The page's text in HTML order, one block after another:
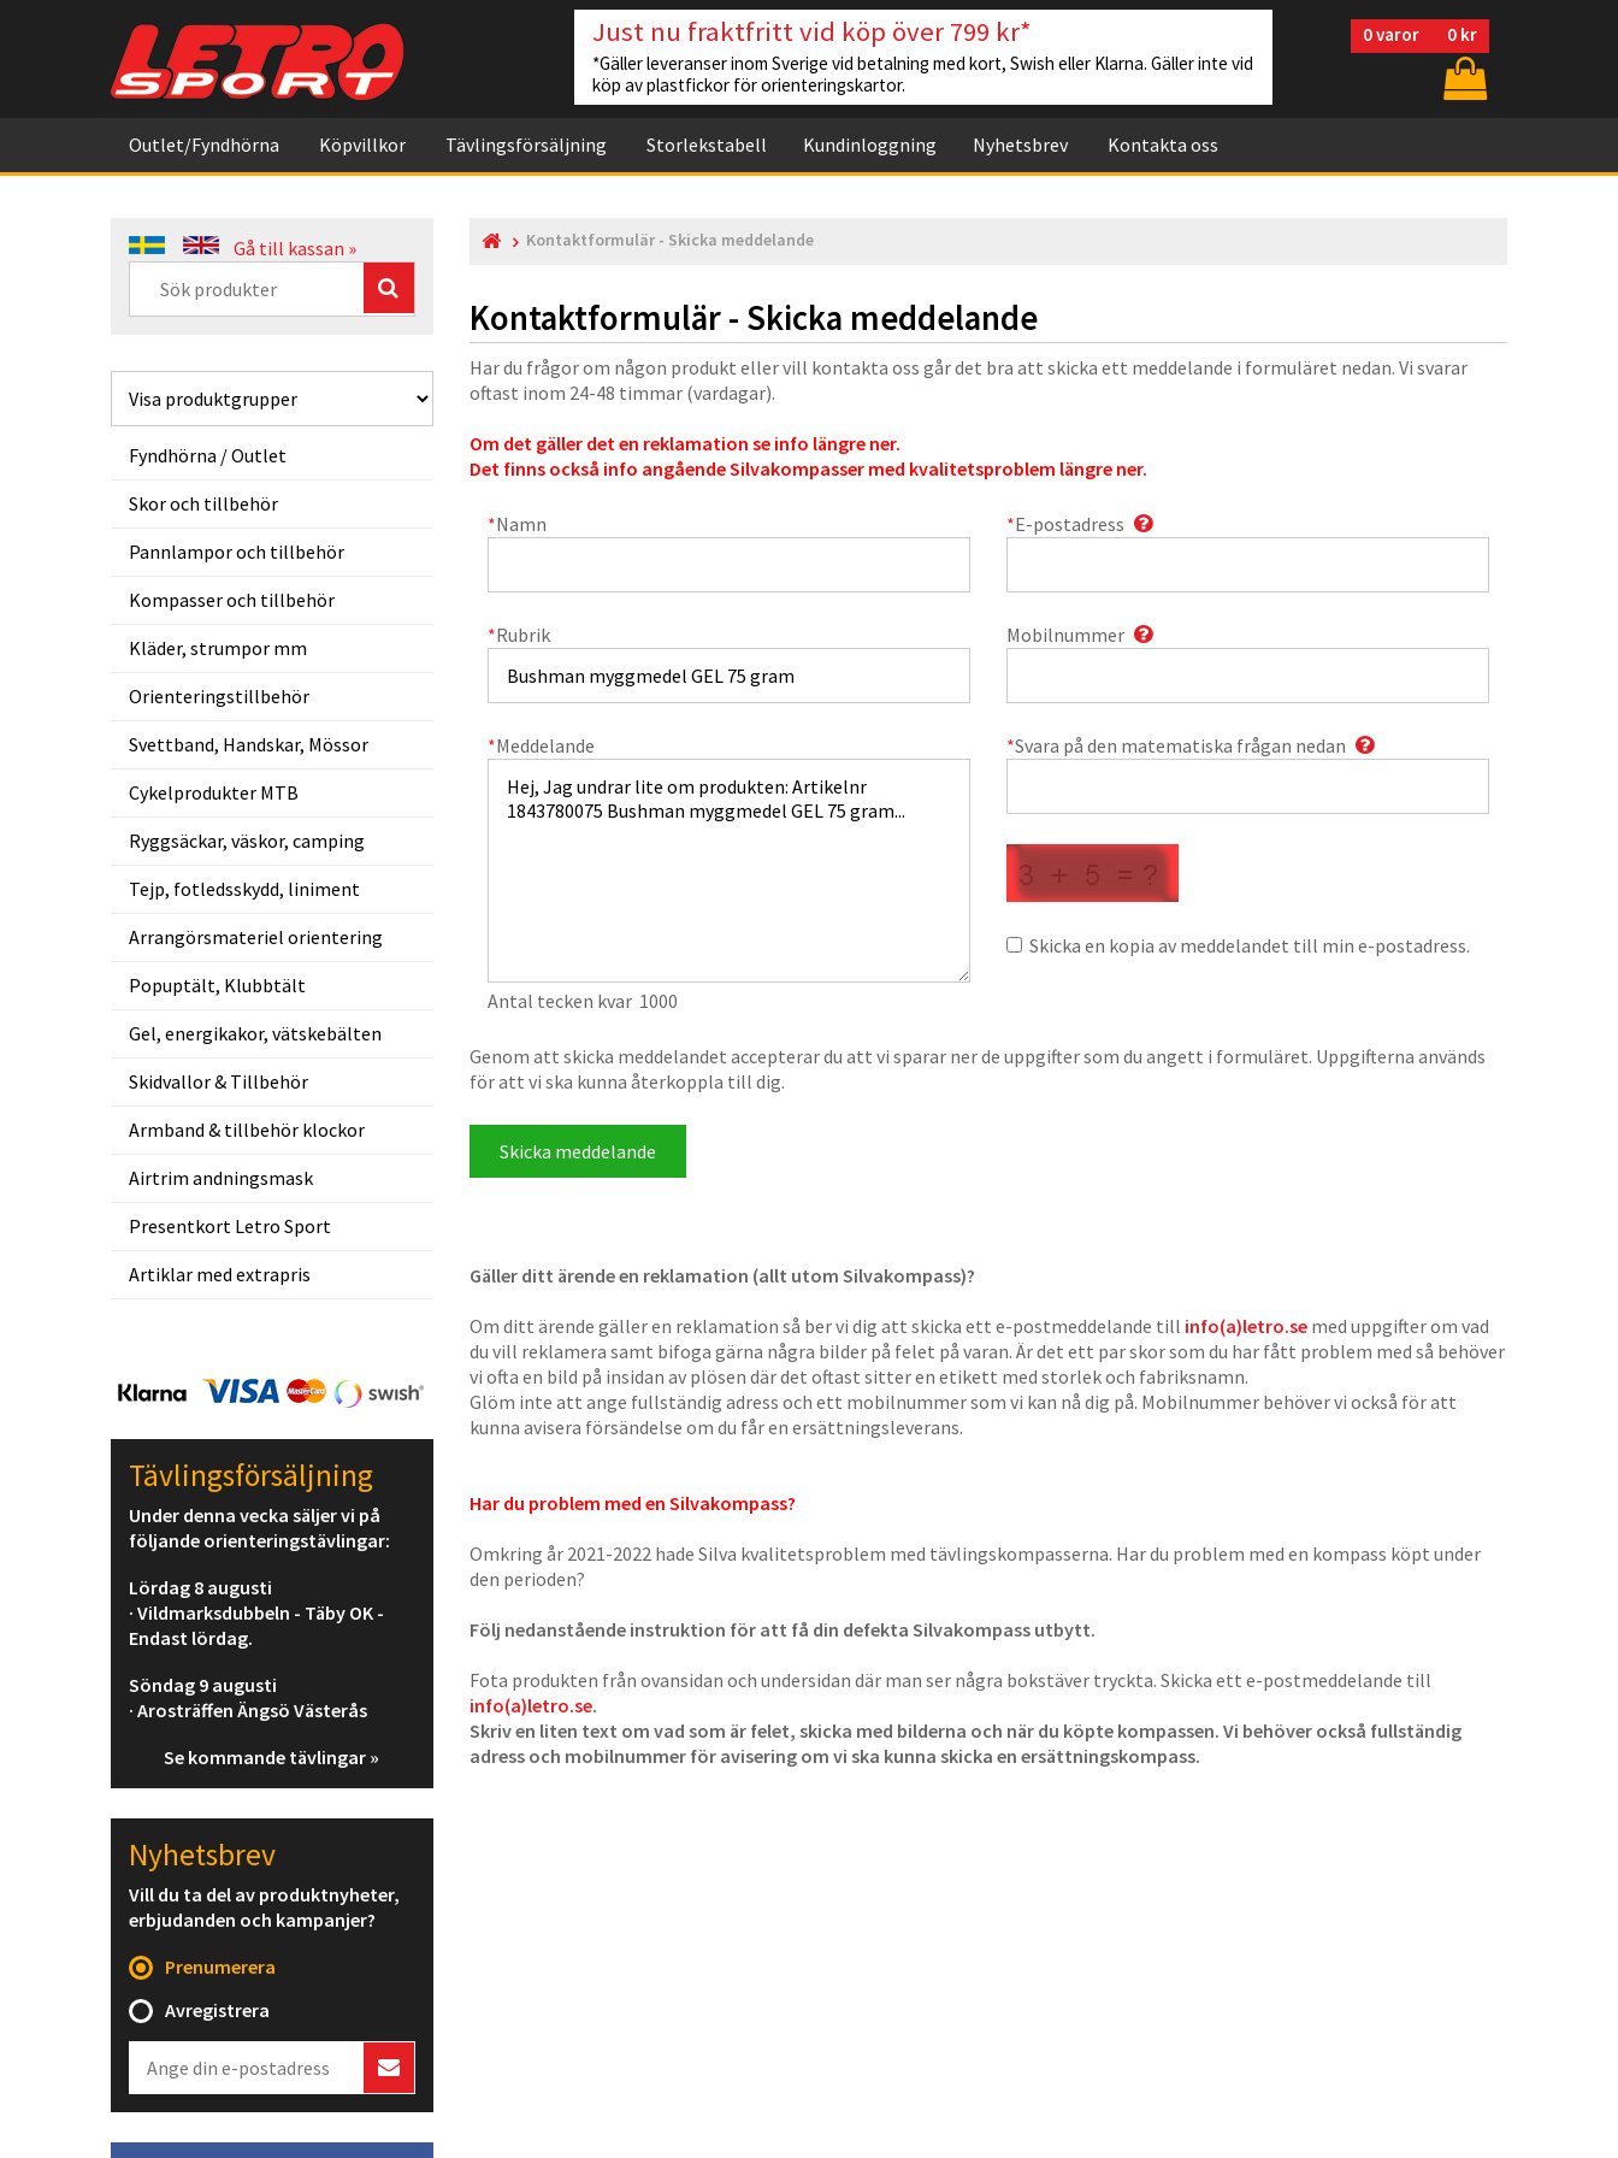
0varor 0 kr
Just nu fraktfritt vid köp över 799 kr*
*Gäller leveranser inom Sverige vid betalning med kort, Swish eller Klarna. Gäller inte vid
köp av plastfickor för orienteringskartor.
Outlet/Fyndhörna Köpvillkor Tävlingsförsäljning Storlekstabell Kundinloggning Nyhetsbrev Kontakta oss
Gå till kassan »
Fyndhörna / Outlet
Skor och tillbehör
Pannlampor och tillbehör
Kompasser och tillbehör
Kläder, strumpor mm
Orienteringstillbehör
Svettband, Handskar, Mössor
Cykelprodukter MTB
Ryggsäckar, väskor, camping
Tejp, fotledsskydd, liniment
Arrangörsmateriel orientering
Popuptält, Klubbtält
Gel, energikakor, vätskebälten
Skidvallor & Tillbehör
Armband & tillbehör klockor
Airtrim andningsmask
Presentkort Letro Sport
Artiklar med extrapris
Kontaktformulär - Skicka meddelande
Kontaktformulär - Skicka meddelande
Har du frågor om någon produkt eller vill kontakta oss går det bra att skicka ett meddelande i formuläret nedan. Vi svarar
oftast inom 24-48 timmar (vardagar).
Om det gäller det en reklamation se info längre ner.
Det finns också info angående Silvakompasser med kvalitetsproblem längre ner.
*Namn *E-postadress
*Rubrik Mobilnummer
*Meddelande
Antal tecken kvar 1000
*Svara på den matematiska frågan nedan
Skicka en kopia av meddelandet till min e-postadress.
Genom att skicka meddelandet accepterar du att vi sparar ner de uppgifter som du angett i formuläret. Uppgifterna används
för att vi ska kunna återkoppla till dig.
Gäller ditt ärende en reklamation (allt utom Silvakompass)?
Om ditt ärende gäller en reklamation så ber vi dig att skicka ett e-postmeddelande till info(a)letro.semed uppgifter om vad
du vill reklamera samt bifoga gärna några bilder på felet på varan. Är det ett par skor som du har fått problem med så behöver
vi ofta en bild på insidan av plösen där det oftast sitter en etikett med storlek och fabriksnamn.
Glöm inte att ange fullständig adress och ett mobilnummer som vi kan nå dig på. Mobilnummer behöver vi också för att
kunna avisera försändelse om du får en ersättningsleverans.
Har du problem med en Silvakompass?
Omkring år 2021-2022 hade Silva kvalitetsproblem med tävlingskompasserna. Har du problem med en kompass köpt under
den perioden?
Följ nedanstående instruktion för att få din defekta Silvakompass utbytt.
Fota produkten från ovansidan och undersidan där man ser några bokstäver tryckta. Skicka ett e-postmeddelande till
info(a)letro.se.
Skriv en liten text om vad som är felet, skicka med bilderna och när du köpte kompassen. Vi behöver också fullständig
adress och mobilnummer för avisering om vi ska kunna skicka en ersättningskompass.
Tävlingsförsäljning
Under denna vecka säljer vi på
följande orienteringstävlingar:
Lördag 8 augusti
· Vildmarksdubbeln - Täby OK -
Endast lördag.
Söndag 9 augusti
· Arosträffen Ängsö Västerås
Se kommande tävlingar »
Nyhetsbrev
Vill du ta del av produktnyheter,
erbjudanden och kampanjer?
Prenumerera
Avregistrera